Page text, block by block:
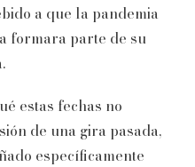
a que la pandemia
formara parte de su
estas fechas no
de una gira pasada,
específicamente